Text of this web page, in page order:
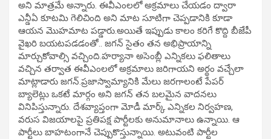
అని మాత్రమే అన్నారు. ఈవీఎంలలో అక్రమాలు చేయడం ద్వారా
ఎన్డీఏ కూటమి గెలిచింది అని మాట సూటిగా చెప్పడానికి కూడా
ఆయన మొహమాట పడ్డారు.అయితే ఇప్పుడు కాలం కరిగే కొద్ది బీజేపీ
వైఖరి బయటపడడంతో.. జగన్ సైతం తన అభిప్రాయాన్ని
మార్చుకోవాల్సి వచ్చింది.హర్యానా అసెంబ్లీ ఎన్నికలు ఫలితాలు
వచ్చిన తర్వాత ఈవీఎంలలో అక్రమాలు జరిగాయని అర్థం వచ్చేలా
మాట్లాడారు జగన్.ప్రజాస్వామ్యానికి మేలు జరగాలంటే పేపర్
బ్యాలెట్లు ఒకటే మార్గం అని జగన్ తన బలమైన వాదనలు
వినిపిస్తున్నారు. దేశవ్యాప్తంగా మోడీ మార్క్ ఎన్నికల నిర్వహణ,
వరుస విజయాలపై ప్రతిపక్ష పార్టీలకు అనుమానాలు ఉన్నాయి. ఆ
పార్టీలు బాహటంగానే చెప్పుకొస్తున్నాయి. అటువంటి పార్టీల